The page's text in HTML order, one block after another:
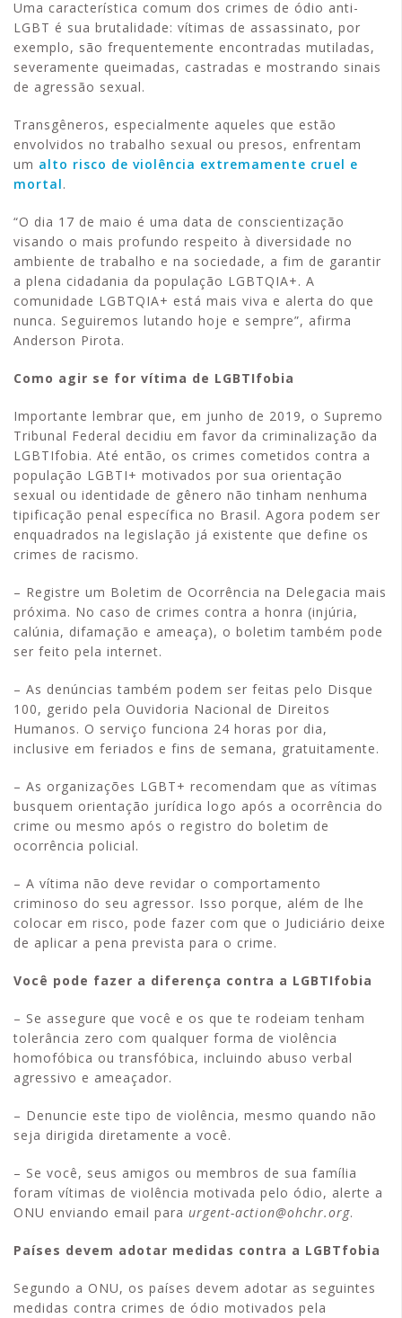
Uma característica comum dos crimes de ódio anti-
LGBT é sua brutalidade: vítimas de assassinato, por
exemplo, são frequentemente encontradas mutiladas,
severamente queimadas, castradas e mostrando sinais
de agressão sexual.
Transgêneros, especialmente aqueles que estão
envolvidos no trabalho sexual ou presos, enfrentam
um alto risco de violência extremamente cruel e
mortal.
“O dia 17 de maio é uma data de conscientização
visando o mais profundo respeito à diversidade no
ambiente de trabalho e na sociedade, a fim de garantir
a plena cidadania da população LGBTQIA+. A
comunidade LGBTQIA+ está mais viva e alerta do que
nunca. Seguiremos lutando hoje e sempre”, afirma
Anderson Pirota.
Como agir se for vítima de LGBTIfobia
Importante lembrar que, em junho de 2019, o Supremo
Tribunal Federal decidiu em favor da criminalização da
LGBTIfobia. Até então, os crimes cometidos contra a
população LGBTI+ motivados por sua orientação
sexual ou identidade de gênero não tinham nenhuma
tipificação penal específica no Brasil. Agora podem ser
enquadrados na legislação já existente que define os
crimes de racismo.
– Registre um Boletim de Ocorrência na Delegacia mais
próxima. No caso de crimes contra a honra (injúria,
calúnia, difamação e ameaça), o boletim também pode
ser feito pela internet.
– As denúncias também podem ser feitas pelo Disque
100, gerido pela Ouvidoria Nacional de Direitos
Humanos. O serviço funciona 24 horas por dia,
inclusive em feriados e fins de semana, gratuitamente.
– As organizações LGBT+ recomendam que as vítimas
busquem orientação jurídica logo após a ocorrência do
crime ou mesmo após o registro do boletim de
ocorrência policial.
– A vítima não deve revidar o comportamento
criminoso do seu agressor. Isso porque, além de lhe
colocar em risco, pode fazer com que o Judiciário deixe
de aplicar a pena prevista para o crime.
Você pode fazer a diferença contra a LGBTIfobia
– Se assegure que você e os que te rodeiam tenham
tolerância zero com qualquer forma de violência
homofóbica ou transfóbica, incluindo abuso verbal
agressivo e ameaçador.
– Denuncie este tipo de violência, mesmo quando não
seja dirigida diretamente a você.
– Se você, seus amigos ou membros de sua família
foram vítimas de violência motivada pelo ódio, alerte a
ONU enviando email para urgent-action@ohchr.org.
Países devem adotar medidas contra a LGBTfobia
Segundo a ONU, os países devem adotar as seguintes
medidas contra crimes de ódio motivados pela